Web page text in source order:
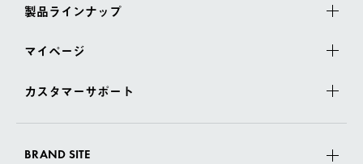
製品ラインナップ
マイページ
カスタマーサポート
BRAND SITE